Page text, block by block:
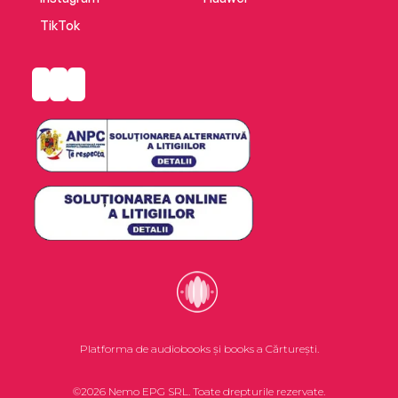
TikTok
Platforma de audiobooks și books a Cărturești.
©2026 Nemo EPG SRL. Toate drepturile rezervate.